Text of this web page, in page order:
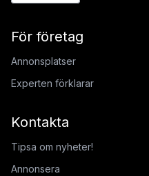
För företag
Annonsplatser
Experten förklarar
Kontakta
Tipsa om nyheter!
Annonsera